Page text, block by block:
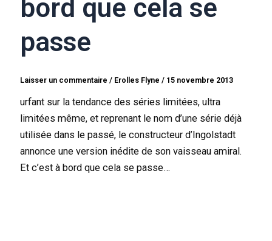
bord que cela se
passe
Laisser un commentaire / Erolles Flyne/ 15 novembre 2013
urfant sur la tendance des séries limitées, ultra
limitées même, et reprenant le nom d’une série déjà
utilisée dans le passé, le constructeur d’Ingolstadt
annonce une version inédite de son vaisseau amiral.
Et c’est à bord que cela se passe…